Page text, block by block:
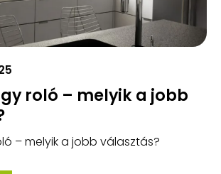
roló – melyik a jobb
– melyik a jobb választás?